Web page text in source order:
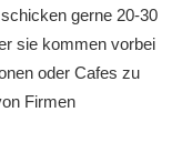
gerne 20-30
sie kommen vorbei
oder Cafes zu
Firmen